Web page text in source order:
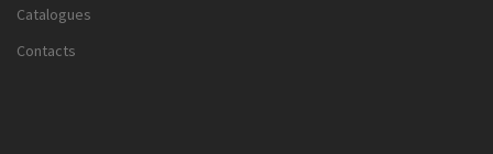
Catalogues
Contacts